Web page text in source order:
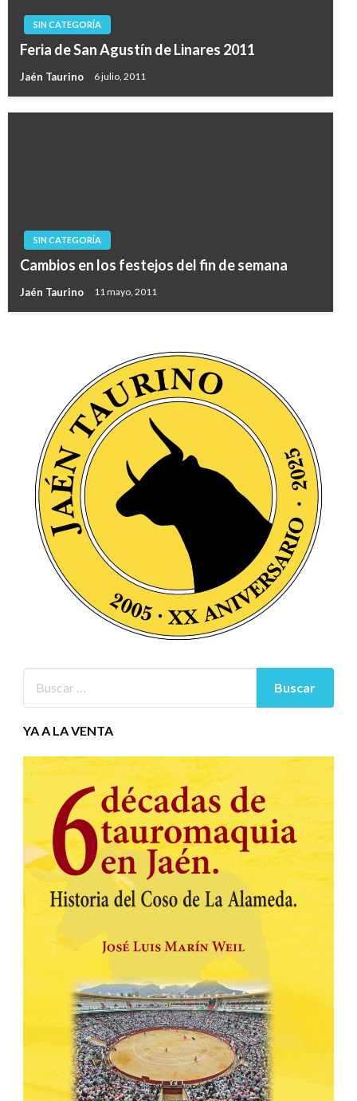
SIN CATEGORÍA
Feria de San Agustín de Linares 2011
Jaén Taurino 6 julio, 2011
SIN CATEGORÍA
Cambios en los festejos del fin de semana
Jaén Taurino 11 mayo, 2011
YA A LA VENTA